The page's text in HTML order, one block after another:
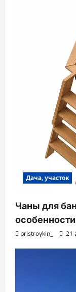
Дача, участок
Чаны для
pristroykin_ 21